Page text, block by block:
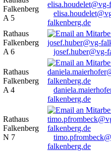
Falkenberg
A 5
falkenberg.de
Rathaus
Falkenberg
A 6
josef.huber@vg-
Rathaus
Falkenberg
A 4
falkenberg.de
Rathaus
Falkenberg
N 7
falkenberg.de